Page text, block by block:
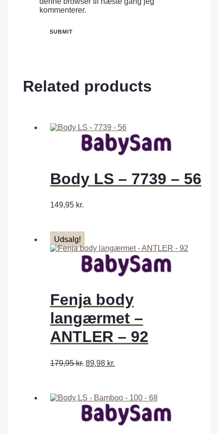
kommenterer.
Related products
Body LS – 7739 – 56
149,95 kr.
Udsalg!
Fenja body
langærmet –
ANTLER – 92
179,95kr. 89,98 kr.